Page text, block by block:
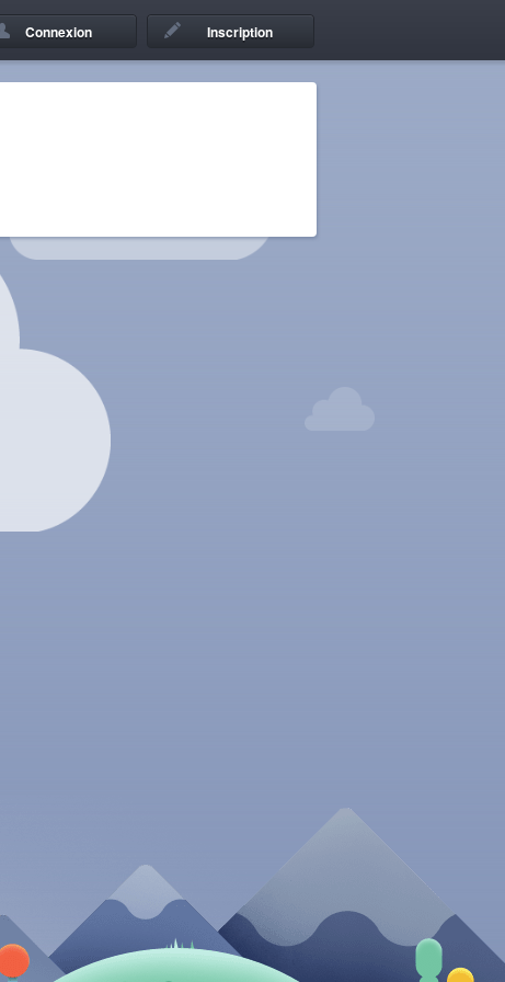
Connexion Inscription